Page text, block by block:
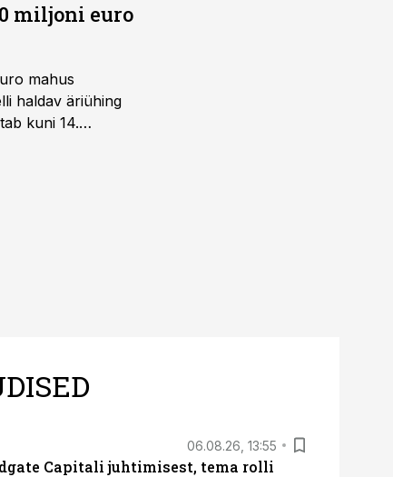
miljoni euro
mahus
haldav äriühing
kuni 14.
06.08.26, 13:55
Capitali juhtimisest, tema rolli